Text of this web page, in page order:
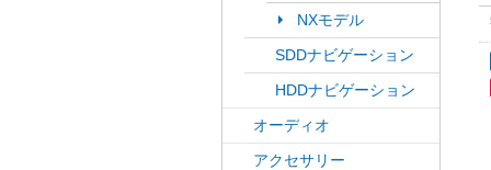
NXモデル
SDDナビゲーション
HDDナビゲーション
オーディオ
アクセサリー